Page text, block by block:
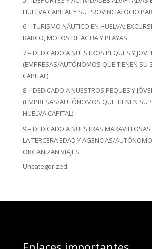
HUELVA CAPITAL Y SU PROVINCIA: OCIO
6 – TURISMO NÁUTICO EN HUELVA:
BARCO, MOTOS DE AGUA Y PLAYAS
7 – DEDICADO A NUESTROS PEQUES Y
(EMPRESAS/AUTÓNOMOS QUE TIENEN SU
CAPITAL)
8 – DEDICADO A NUESTROS PEQUES Y
(EMPRESAS/AUTÓNOMOS QUE TIENEN SU
HUELVA CAPITAL)
9 – DEDICADO A NUESTRAS
LA TERCERA EDAD Y AGENCIAS/
ORGANIZAN VIAJES
Uncategorized